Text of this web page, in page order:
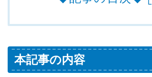
本記事の内容